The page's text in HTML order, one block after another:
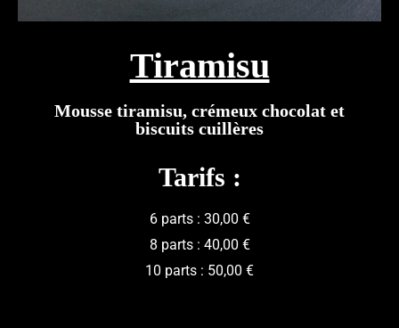
Tiramisu
Mousse tiramisu, crémeux chocolat et
biscuits cuillères
Tarifs :
6 parts : 30,00 €
8 parts : 40,00 €
10 parts : 50,00 €